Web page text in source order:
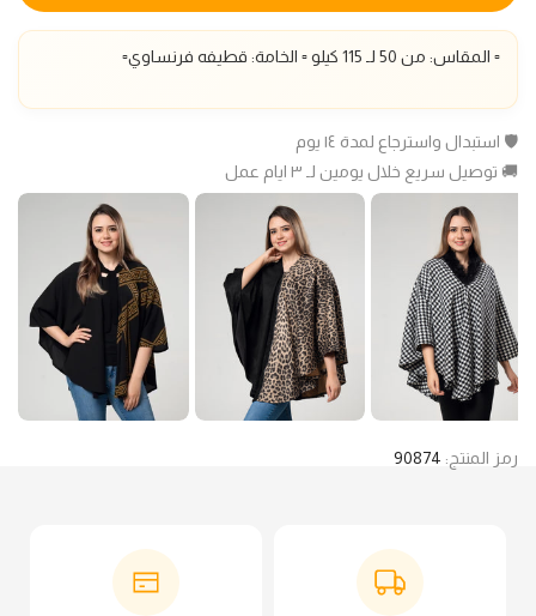
▫️ المقاس: من 50 لـ 115 كيلو ▫️ الخامة: قطيفه فرنساوي▫️
🛡️ استبدال واسترجاع لمدة ١٤ يوم
🚚 توصيل سريع خلال يومين لـ ٣ ايام عمل
رمز المنتج: 90874